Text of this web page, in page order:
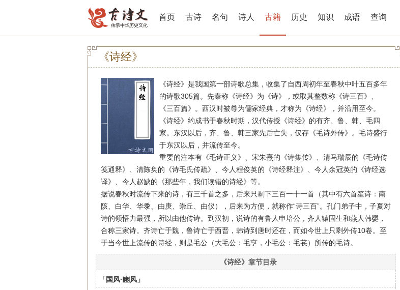
首页 古诗 名句 诗人 古籍 历史 知识 成语 查询
《诗经》
《诗经》是我国第一部诗歌总集，收集了自西周初年至春秋中叶五百多年
的诗歌305篇。先秦称《诗经》为《诗》，或取其整数称《诗三百》、
《三百篇》。西汉时被尊为儒家经典，才称为《诗经》，并沿用至今。
《诗经》约成书于春秋时期，汉代传授《诗经》的有齐、鲁、韩、毛四
家。东汉以后，齐、鲁、韩三家先后亡失，仅存《毛诗外传》。毛诗盛行
于东汉以后，并流传至今。
重要的注本有《毛诗正义》、宋朱熹的《诗集传》、清马瑞辰的《毛诗传
笺通释》、清陈奂的《诗毛氏传疏》、今人程俊英的《诗经释注》、今人余冠英的《诗经选
译》、今人赵缺的《那些年，我们读错的诗经》等。
据说春秋时流传下来的诗，有三千首之多，后来只剩下三百一十一首（其中有六首笙诗：南
陔、白华、华黍、由庚、崇丘、由仪），后来为方便，就称作“诗三百”。孔门弟子中，子夏对
诗的领悟力最强，所以由他传诗。到汉初，说诗的有鲁人申培公，齐人辕固生和燕人韩婴，
合称三家诗。齐诗亡于魏，鲁诗亡于西晋，韩诗到唐时还在，而如今世上只剩外传10卷。至
于当今世上流传的诗经，则是毛公（大毛公：毛亨，小毛公：毛苌）所传的毛诗。
《诗经》章节目录
「国风·豳风」